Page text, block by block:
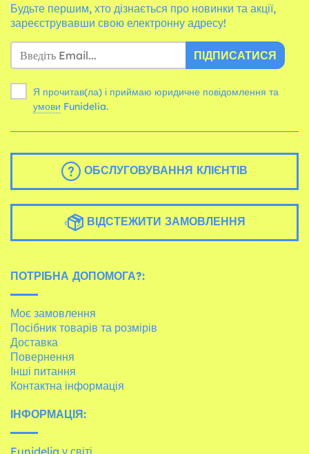
Будьте першим, хто дізнається про новинки та акції,
зареєструвавши свою електронну адресу!
ПІДПИСАТИСЯ
Я прочитав(ла) і приймаю юридичне повідомлення та
умови Funidelia.
ОБСЛУГОВУВАННЯ КЛІЄНТІВ
ВІДСТЕЖИТИ ЗАМОВЛЕННЯ
ПОТРІБНА ДОПОМОГА?:
Моє замовлення
Посібник товарів та розмірів
Доставка
Повернення
Інші питання
Контактна інформація
ІНФОРМАЦІЯ:
Funidelia у світі